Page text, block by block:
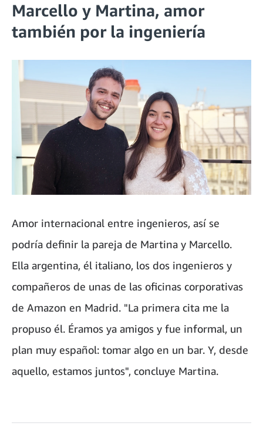
Marcello y Martina, amor
también por la ingeniería
Amor internacional entre ingenieros, así se
podría definir la pareja de Martina y Marcello.
Ella argentina, él italiano, los dos ingenieros y
compañeros de unas de las oficinas corporativas
de Amazon en Madrid. "La primera cita me la
propuso él. Éramos ya amigos y fue informal, un
plan muy español: tomar algo en un bar. Y, desde
aquello, estamos juntos", concluye Martina.